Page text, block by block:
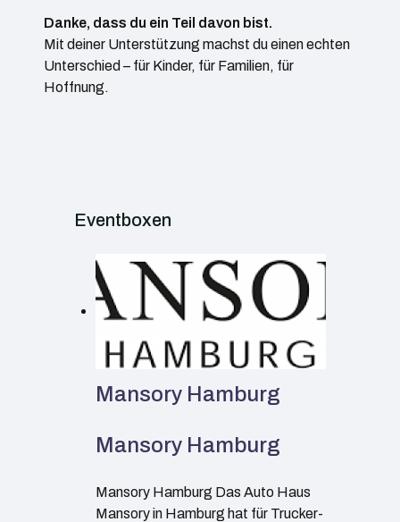
Danke, dass du ein Teil davon bist.
Mit deiner Unterstützung machst du einen echten
Unterschied – für Kinder, für Familien, für
Hoffnung.
Eventboxen
Mansory Hamburg
Mansory Hamburg
Mansory Hamburg Das Auto Haus
Mansory in Hamburg hat für Trucker-